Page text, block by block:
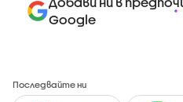
Google
Последвайте ни